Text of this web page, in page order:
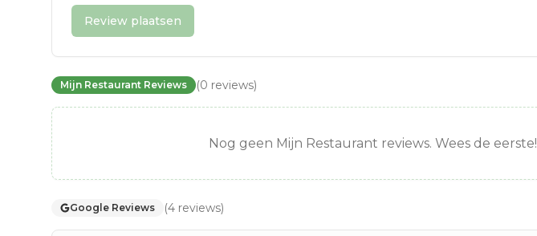
Review plaatsen
Mijn Restaurant Reviews (0 reviews)
Nog geen Mijn Restaurant reviews. Wees de eerste!
Google Reviews (4 reviews)